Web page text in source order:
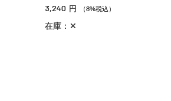
3,240 円 （8%税込）
在庫：✕